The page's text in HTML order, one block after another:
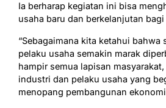
Ia berharap kegiatan ini bisa
usaha baru dan berkelanjutan bagi
“Sebagaimana kita ketahui bahwa
pelaku usaha semakin marak
hampir semua lapisan
industri dan pelaku usaha yang
menopang pembangunan